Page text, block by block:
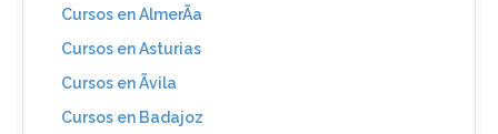
Cursos en AlmerÃ­a
Cursos en Asturias
Cursos en Ãvila
Cursos en Badajoz